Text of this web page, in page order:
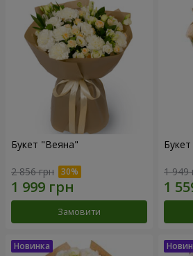
Букет "Веяна"
2 856 грн
Замовити
1 949